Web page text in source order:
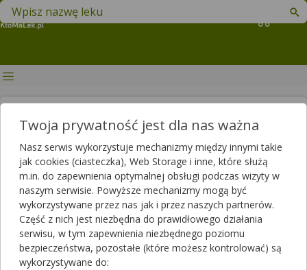
Koszyk
Znajdź lek w swojej okolicy
Noradrenalina — czym jest i
jakie role odgrywa? Badanie i
normy noradrenaliny
Publikacja: 2025-01-24 18:40 Aktualizacja: 2025-01-24 20:20
Autor
Artykuł rekomendowany przez:
magister farmacji Bartłomiej Łuczyński
Twoja prywatność jest dla nas ważna
Nasz serwis wykorzystuje mechanizmy między innymi takie
jak cookies (ciasteczka), Web Storage i inne, które służą
m.in. do zapewnienia optymalnej obsługi podczas wizyty w
naszym serwisie. Powyższe mechanizmy mogą być
wykorzystywane przez nas jak i przez naszych partnerów.
Część z nich jest niezbędna do prawidłowego działania
serwisu, w tym zapewnienia niezbędnego poziomu
bezpieczeństwa, pozostałe (które możesz kontrolować) są
wykorzystywane do: